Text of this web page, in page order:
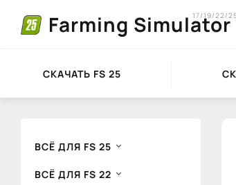
Farming Simulator
17/19/22/
СКАЧАТЬ FS 25
ВСЁ ДЛЯ FS 25
ВСЁ ДЛЯ FS 22